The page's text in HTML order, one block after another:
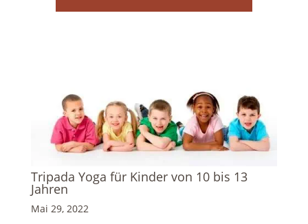
Tripada Yoga für Kinder von 10 bis 13
Jahren
Mai 29, 2022